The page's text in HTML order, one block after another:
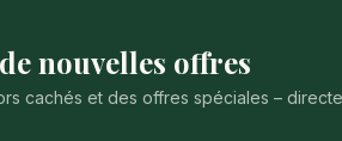
nouvelles offres
cachés et des offres spéciales –